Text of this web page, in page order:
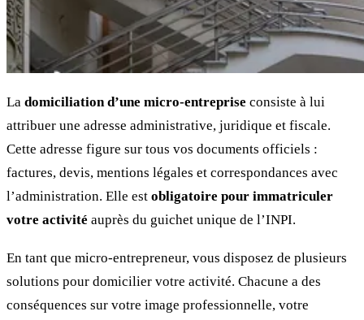
La domiciliation d’une micro-entreprise consiste à lui
attribuer une adresse administrative, juridique et fiscale.
Cette adresse figure sur tous vos documents officiels :
factures, devis, mentions légales et correspondances avec
l’administration. Elle est obligatoire pour immatriculer
votre activité auprès du guichet unique de l’INPI.
En tant que micro-entrepreneur, vous disposez de plusieurs
solutions pour domicilier votre activité. Chacune a des
conséquences sur votre image professionnelle, votre